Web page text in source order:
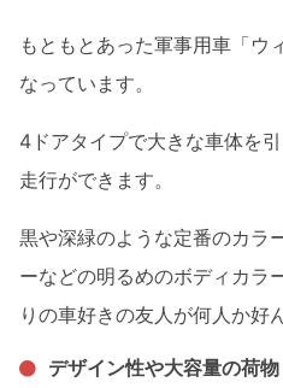
もともとあった軍事用車「ウ
なっています。
4ドアタイプで大きな車体を
走行ができます。
黒や深緑のような定番のカラ
ーなどの明るめのボディカラ
りの車好きの友人が何人か好
デザイン性や大容量の荷